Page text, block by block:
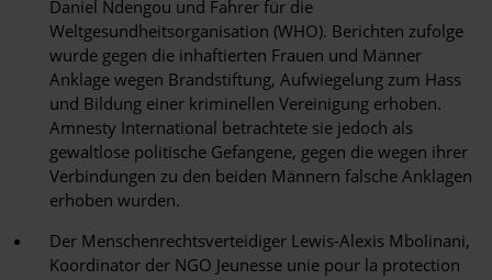
Daniel Ndengou und Fahrer für die
Weltgesundheitsorganisation (WHO). Berichten zufolge
wurde gegen die inhaftierten Frauen und Männer
Anklage wegen Brandstiftung, Aufwiegelung zum Hass
und Bildung einer kriminellen Vereinigung erhoben.
Amnesty International betrachtete sie jedoch als
gewaltlose politische Gefangene, gegen die wegen ihrer
Verbindungen zu den beiden Männern falsche Anklagen
erhoben wurden.
Der Menschenrechtsverteidiger Lewis-Alexis Mbolinani,
Koordinator der NGO Jeunesse unie pour la protection